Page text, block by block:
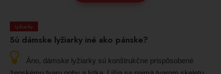
Lyžiarky
Sú dámske lyžiarky iné ako pánske?
Áno, dámske lyžiarky sú konštrukčne prispôsobené